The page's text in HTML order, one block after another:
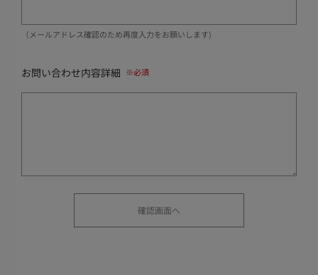
（メールアドレス確認のため再度入力をお願いします)
お問い合わせ内容詳細